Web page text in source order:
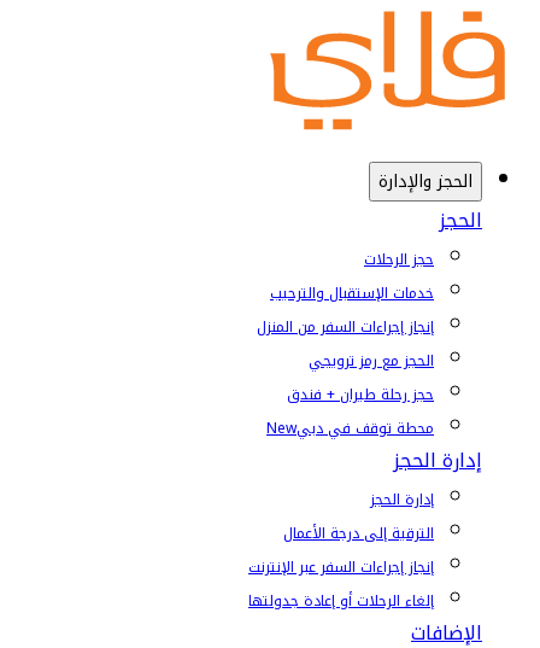
الحجز والإدارة
الحجز
حجز الرحلات
خدمات الإستقبال والترحيب
إنجاز إجراءات السفر من المنزل
الحجز مع رمز ترويجي
حجز رحلة طيران + فندق
محطة توقف في دبيNew
إدارة الحجز
إدارة الحجز
الترقية إلى درجة الأعمال
إنجاز إجراءات السفر عبر الإنترنت
إلغاء الرحلات أو إعادة جدولتها
الإضافات